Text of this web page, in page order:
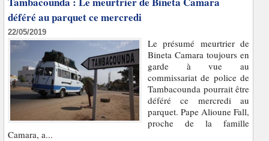
déféré au parquet ce mercredi
22/05/2019
Le présumé meurtrier de
Bineta Camara toujours en
garde à vue au
commissariat de police de
Tambacounda pourrait être
déféré ce mercredi au
parquet. Pape Alioune Fall,
proche de la famille
Camara, a...